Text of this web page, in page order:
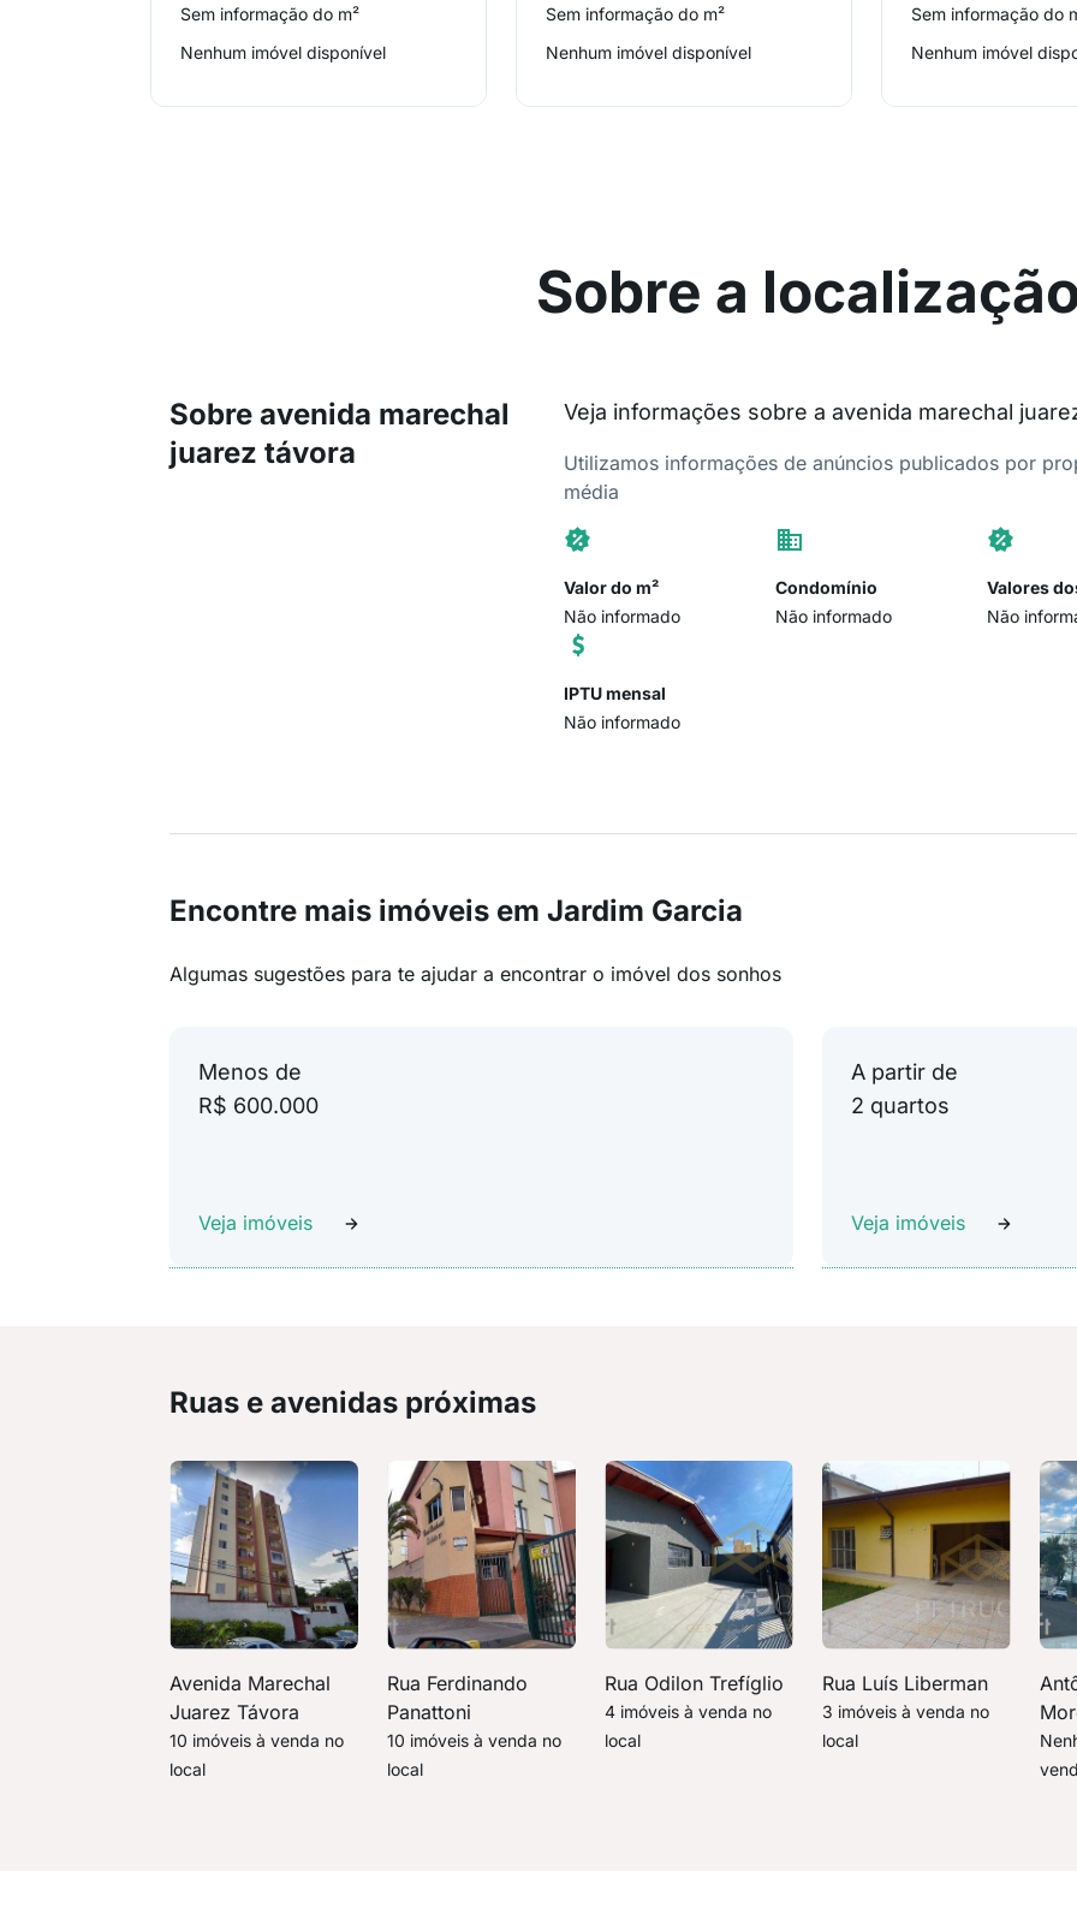
Sem informação do m²
Nenhum imóvel disponível
Sem informação do m²
Nenhum imóvel disponível
Sem informação do
Nenhum imóvel
Sobre a
Sobre avenida marechal
juarez távora
Veja informações sobre a avenida marechal
Utilizamos informações de anúncios publicados por
média
Valor do m²
Não informado
Condomínio
Não informado
Valores
Não
IPTU mensal
Não informado
Encontre mais imóveis em Jardim Garcia
Algumas sugestões para te ajudar a encontrar o imóvel dos sonhos
Menos de
R$ 600.000
Veja imóveis
A partir de
2 quartos
Veja imóveis
Ruas e avenidas próximas
Avenida Marechal
Juarez Távora
10 imóveis à venda no
local
Rua Ferdinando
Panattoni
10 imóveis à venda no
local
Rua Odilon Trefíglio
4 imóveis à venda no
local
Rua Luís Liberman
3 imóveis à venda no
local